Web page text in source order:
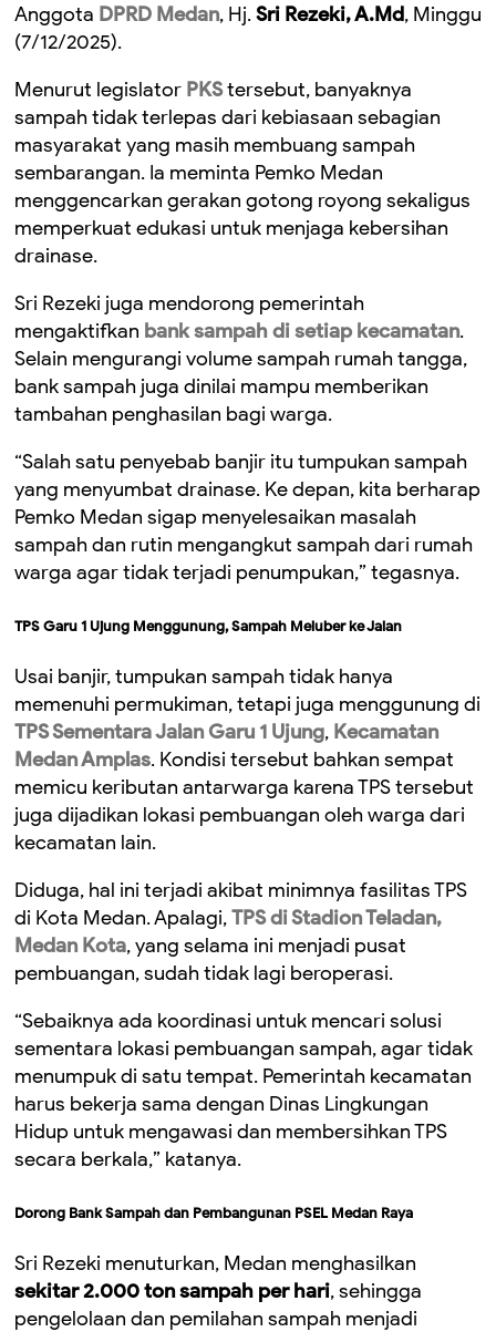
Anggota DPRD Medan, Hj.Sri Rezeki, A.Md, Minggu
(7/12/2025).
Menurut legislator PKStersebut, banyaknya
sampah tidak terlepas dari kebiasaan sebagian
masyarakat yang masih membuang sampah
sembarangan. Ia meminta Pemko Medan
menggencarkan gerakan gotong royong sekaligus
memperkuat edukasi untuk menjaga kebersihan
drainase.
Sri Rezeki juga mendorong pemerintah
mengaktifkan bank sampah di setiap kecamatan.
Selain mengurangi volume sampah rumah tangga,
bank sampah juga dinilai mampu memberikan
tambahan penghasilan bagi warga.
“Salah satu penyebab banjir itu tumpukan sampah
yang menyumbat drainase. Ke depan, kita berharap
Pemko Medan sigap menyelesaikan masalah
sampah dan rutin mengangkut sampah dari rumah
warga agar tidak terjadi penumpukan,” tegasnya.
TPS Garu 1 Ujung Menggunung, Sampah Meluber ke Jalan
Usai banjir, tumpukan sampah tidak hanya
memenuhi permukiman, tetapi juga menggunung di
TPS Sementara Jalan Garu 1 Ujung, Kecamatan
Medan Amplas. Kondisi tersebut bahkan sempat
memicu keributan antarwarga karena TPS tersebut
juga dijadikan lokasi pembuangan oleh warga dari
kecamatan lain.
Diduga, hal ini terjadi akibat minimnya fasilitas TPS
di Kota Medan. Apalagi,TPS di Stadion Teladan,
Medan Kota, yang selama ini menjadi pusat
pembuangan, sudah tidak lagi beroperasi.
“Sebaiknya ada koordinasi untuk mencari solusi
sementara lokasi pembuangan sampah, agar tidak
menumpuk di satu tempat. Pemerintah kecamatan
harus bekerja sama dengan Dinas Lingkungan
Hidup untuk mengawasi dan membersihkan TPS
secara berkala,” katanya.
Dorong Bank Sampah dan Pembangunan PSEL Medan Raya
Sri Rezeki menuturkan, Medan menghasilkan
sekitar 2.000 ton sampah per hari, sehingga
pengelolaan dan pemilahan sampah menjadi